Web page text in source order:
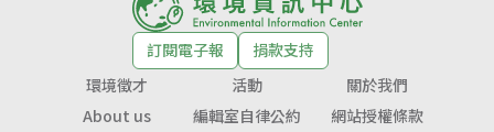
訂閱電子報
捐款支持
環境徵才
活動
關於我們
About us
編輯室自律公約 網站授權條款